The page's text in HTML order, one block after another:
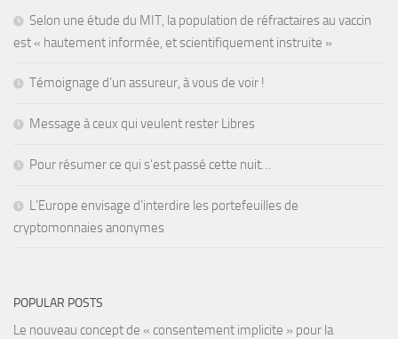
Selon une étude du MIT, la population de réfractaires au vaccin
est « hautement informée, et scientifiquement instruite »
Témoignage d’un assureur, à vous de voir !
Message à ceux qui veulent rester Libres
Pour résumer ce qui s’est passé cette nuit…
L’Europe envisage d’interdire les portefeuilles de
cryptomonnaies anonymes
POPULAR POSTS
Le nouveau concept de « consentement implicite » pour la